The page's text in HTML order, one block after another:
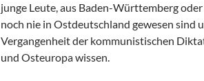
junge Leute, aus Baden-Württemberg
noch nie in Ostdeutschland gewesen sind
Vergangenheit der kommunistischen
und Osteuropa wissen.